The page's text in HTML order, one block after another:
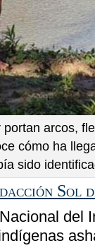
arcos,
cómo ha
sido
Sol
del